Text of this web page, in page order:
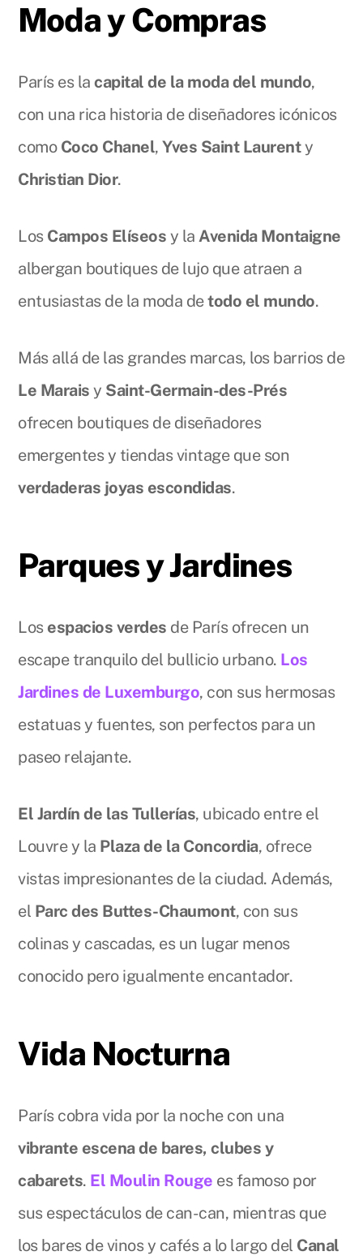
Moda y Compras
París es lacapital de la moda del mundo,
con una rica historia de diseñadores icónicos
como Coco Chanel,Yves Saint Laurenty
Christian Dior.
Los Campos Elíseos y laAvenida Montaigne
albergan boutiques de lujo que atraen a
entusiastas de la moda detodo el mundo.
Más allá de las grandes marcas, los barrios de
Le Marais y Saint-Germain-des-Prés
ofrecen boutiques de diseñadores
emergentes y tiendas vintage que son
verdaderas joyas escondidas.
Parques y Jardines
Los espacios verdes de París ofrecen un
escape tranquilo del bullicio urbano. Los
Jardines de Luxemburgo, con sus hermosas
estatuas y fuentes, son perfectos para un
paseo relajante.
El Jardín de las Tullerías, ubicado entre el
Louvre y la Plaza de la Concordia, ofrece
vistas impresionantes de la ciudad. Además,
el Parc des Buttes-Chaumont, con sus
colinas y cascadas, es un lugar menos
conocido pero igualmente encantador.
Vida Nocturna
París cobra vida por la noche con una
vibrante escena de bares, clubes y
cabarets. El Moulin Rouge es famoso por
sus espectáculos de can-can, mientras que
los bares de vinos y cafés a lo largo del Canal